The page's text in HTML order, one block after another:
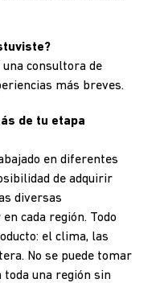
consultora de
más breves.
de tu etapa
en diferentes
de adquirir
diversas
cada región. Todo
el clima, las
No se puede tomar
toda una región sin